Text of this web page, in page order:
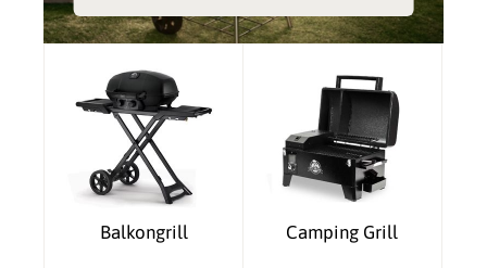
Balkongrill Camping Grill